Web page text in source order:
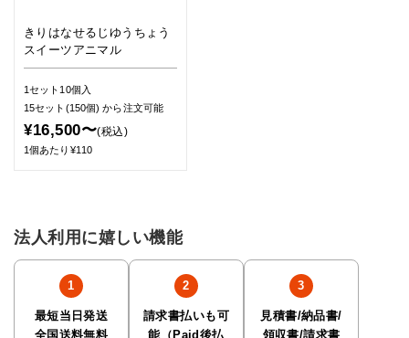
きりはなせるじゆうちょう
スイーツアニマル
1セット10個入
15セット(150個)から注文可能
¥16,500〜(税込)
1個あたり¥110
法人利用に嬉しい機能
最短当日発送
全国送料無料
請求書払いも可
能（Paid後払
見積書/納品書/
領収書/請求書